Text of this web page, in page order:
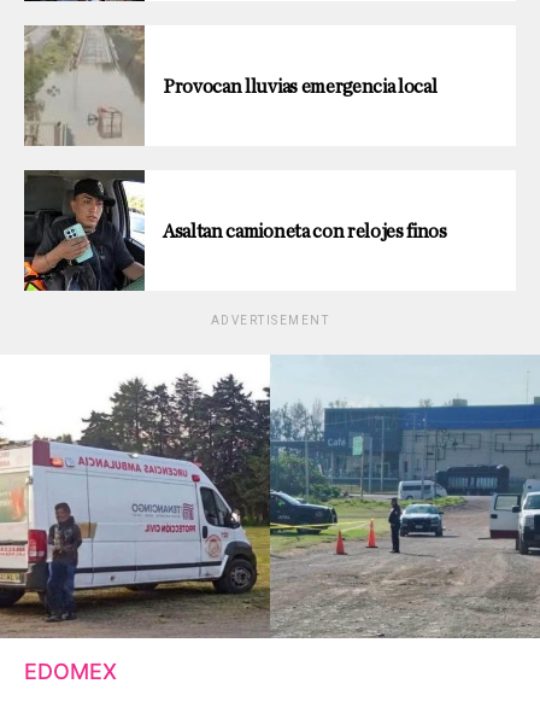
Provocan lluvias emergencia local
Asaltan camioneta con relojes finos
ADVERTISEMENT
EDOMEX